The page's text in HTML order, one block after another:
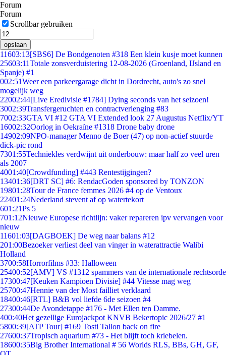
Forum
Forum
Scrollbar gebruiken
opslaan
11603:13[SBS6] De Bondgenoten #318 Een klein kusje moet kunnen
25603:11Totale zonsverduistering 12-08-2026 (Groenland, IJsland en
Spanje) #1
002:51Weer een parkeergarage dicht in Dordrecht, auto's zo snel
mogelijk weg
22002:44[Live Eredivisie #1784] Dying seconds van het seizoen!
3002:39Transfergeruchten en contractverlenging #83
7002:33GTA VI #12 GTA VI Extended look 27 Augustus Netflix/YT
16002:32Oorlog in Oekraïne #1318 Drone baby drone
14902:09NPO-manager Menno de Boer (47) op non-actief stuurde
dick-pic rond
7301:55Techniekles verdwijnt uit onderbouw: maar half zo veel uren
als 2007
4001:40[Crowdfunding] #443 Rentestijgingen?
13401:36[DRT SC] #6: RendacGoden sponsored by TONZON
19801:28Tour de France femmes 2026 #4 op de Ventoux
22401:24Nederland stevent af op watertekort
601:21Ps 5
701:12Nieuwe Europese richtlijn: vaker repareren ipv vervangen voor
nieuw
11601:03[DAGBOEK] De weg naar balans #12
201:00Bezoeker verliest deel van vinger in waterattractie Walibi
Holland
3700:58Horrorfilms #33: Halloween
25400:52[AMV] VS #1312 spammers van de internationale rechtsorde
17300:47[Keuken Kampioen Divisie] #44 Vitesse mag weg
25700:47Hennie van der Most failliet verklaard
18400:46[RTL] B&B vol liefde 6de seizoen #4
27300:44De Avondetappe #176 - Met Ellen ten Damme.
400:40Het gezellige Eurojackpot KNVB Bekertopic 2026/27 #1
5800:39[ATP Tour] #169 Tosti Tallon back on fire
27600:37Tropisch aquarium #73 - Het blijft toch kriebelen.
18600:35Big Brother International # 56 Worlds RLS, BBs, GH, GF,